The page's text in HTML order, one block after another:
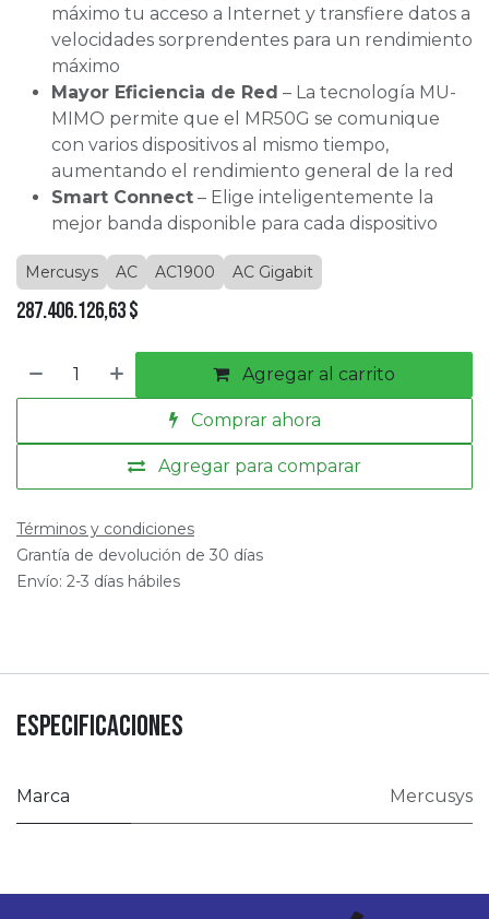
máximo tu acceso a Internet y transfiere datos a
velocidades sorprendentes para un rendimiento
máximo
Mayor Eficiencia de Red – La tecnología MU-
MIMO permite que el MR50G se comunique
con varios dispositivos al mismo tiempo,
aumentando el rendimiento general de la red
Smart Connect – Elige inteligentemente la
mejor banda disponible para cada dispositivo
Mercusys AC AC1900 AC Gigabit
287.406.126,63$
Agregar al carrito
Comprar ahora
Agregar para comparar
Términos y condiciones
Grantía de devolución de 30 días
Envío: 2-3 días hábiles
Especificaciones
Marca Mercusys